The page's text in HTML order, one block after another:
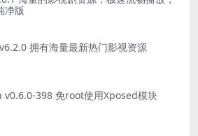
净版
拥有海量最新热门影视资源
v0.6.0-398 免root使用Xposed模块